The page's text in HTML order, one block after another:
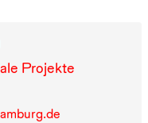
Projekte